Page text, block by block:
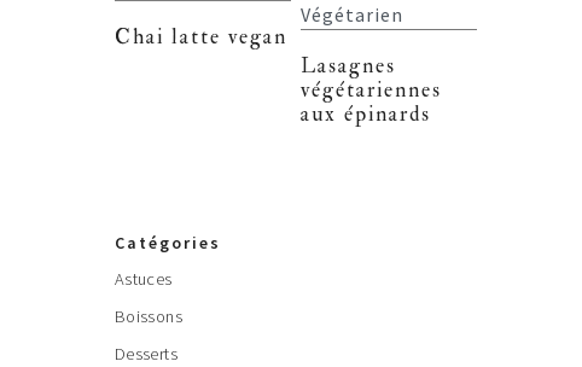
Chai latte vegan
Végétarien
Lasagnes
végétariennes
aux épinards
Catégories
Astuces
Boissons
Desserts